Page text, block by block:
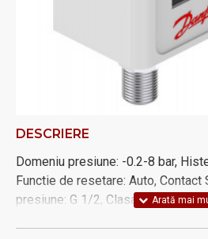
DESCRIERE
Domeniu presiune: -0.2-8 bar,
Functie de resetare: Auto, Contact
presiune: G 1/2, Clasa de